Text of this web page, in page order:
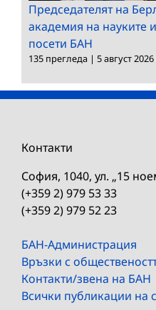
Председателят на
академия на науките
посети БАН
135 прегледа | 5 август 2026
Контакти
София, 1040, ул. „15
(+359 2) 979 53 33
(+359 2) 979 52 23
БАН-Администрация
Връзки с
Контакти/звена на БАН
Всички публикации на